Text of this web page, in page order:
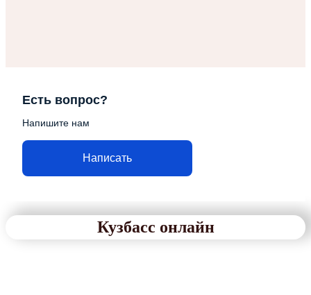
Есть вопрос?
Напишите нам
Написать
Кузбасс онлайн